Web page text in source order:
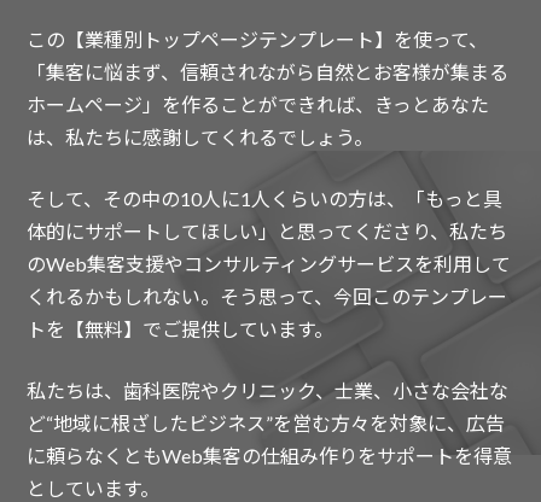
この【業種別トップページテンプレート】を使って、
「集客に悩まず、信頼されながら自然とお客様が集まる
ホームページ」を作ることができれば、きっとあなた
は、私たちに感謝してくれるでしょう。
そして、その中の10人に1人くらいの方は、「もっと具
体的にサポートしてほしい」と思ってくださり、私たち
のWeb集客支援やコンサルティングサービスを利用して
くれるかもしれない。そう思って、今回このテンプレー
トを【無料】でご提供しています。
私たちは、歯科医院やクリニック、士業、小さな会社な
ど“地域に根ざしたビジネス”を営む方々を対象に、広告
に頼らなくともWeb集客の仕組み作りをサポートを得意
としています。